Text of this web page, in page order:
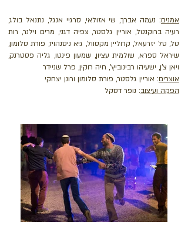
אמנים: נעמה אברך, שי אזולאי, סרגיי אנגל, נתנאל בולג,
רעיה ברוקנטל, אוריין גלסטר, צפיה דגני, מרים וילנר, רות
טל, טל יזרעאל, קרוליין מקסוול, גיא ניסנהויז, פורת סלומון,
שיראל ספרא, שולמית עציון, שמעון פינטו, גליה פסטרנק,
ויאן צ'ן, ישעיהו רבינוביץ', חיה רוקין, פרל שניידר
אוצרים: אוריין גלסטר, פורת סלומון ורונן יצחקי
הפקה ועיצוב: נופר דסקל